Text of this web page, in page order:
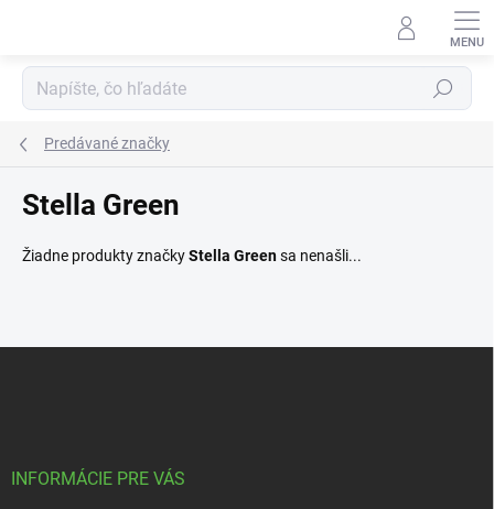
Hľadať
Predávané značky
Stella Green
Žiadne produkty značkyStella Greensa nenašli...
INFORMÁCIE PRE VÁS